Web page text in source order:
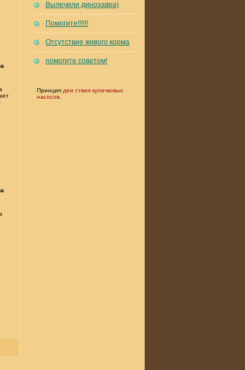
Вылечили динозавра)
Помогите!!!!!!
Отсутствие живого корма
помогите советом!
Принцип деи ствия кулачковых
насосов